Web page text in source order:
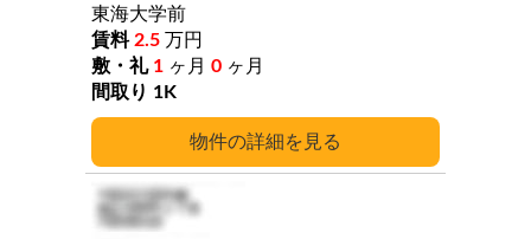
詳細
東海大学前
2.5 万円
1 ヶ月 0 ヶ月
1K